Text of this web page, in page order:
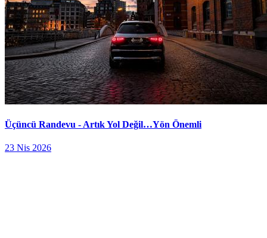
Üçüncü Randevu - Artık Yol Değil…Yön Önemli
23 Nis 2026